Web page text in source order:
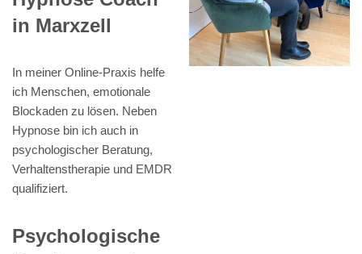
in Marxzell
In meiner Online-Praxis helfe
ich Menschen, emotionale
Blockaden zu lösen. Neben
Hypnose bin ich auch in
psychologischer Beratung,
Verhaltenstherapie und EMDR
qualifiziert.
Psychologische